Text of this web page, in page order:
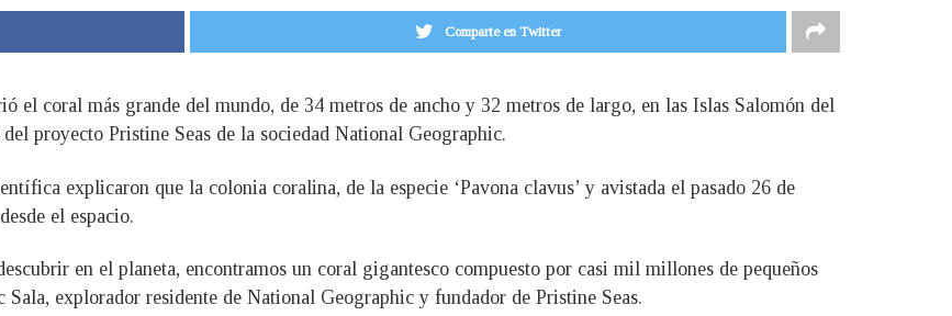
Comparte en Twitter
el coral más grande del mundo, de 34 metros de ancho y 32 metros de largo, en las Islas Salomón del
proyecto Pristine Seas de la sociedad National Geographic.
explicaron que la colonia coralina, de la especie ‘Pavona clavus’ y avistada el pasado 26 de
el espacio.
en el planeta, encontramos un coral gigantesco compuesto por casi mil millones de pequeños
explorador residente de National Geographic y fundador de Pristine Seas.